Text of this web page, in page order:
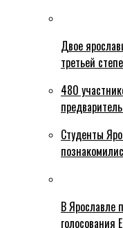
Двое
третьей
480
Студенты
В Ярославле
голосования